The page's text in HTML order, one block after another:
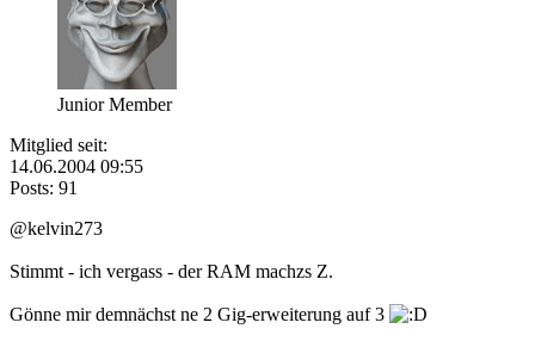
Junior Member
Mitglied seit:
14.06.2004 09:55
Posts: 91
@kelvin273
Stimmt - ich vergass - der RAM machzs Z.
Gönne mir demnächst ne 2 Gig-erweiterung auf 3